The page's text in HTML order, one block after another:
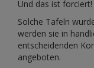
Und das ist forciert!
Solche Tafeln
werden sie in
entscheidenden
angeboten.